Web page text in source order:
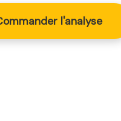
l'analyse